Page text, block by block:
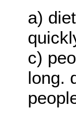
a)
c)
long.